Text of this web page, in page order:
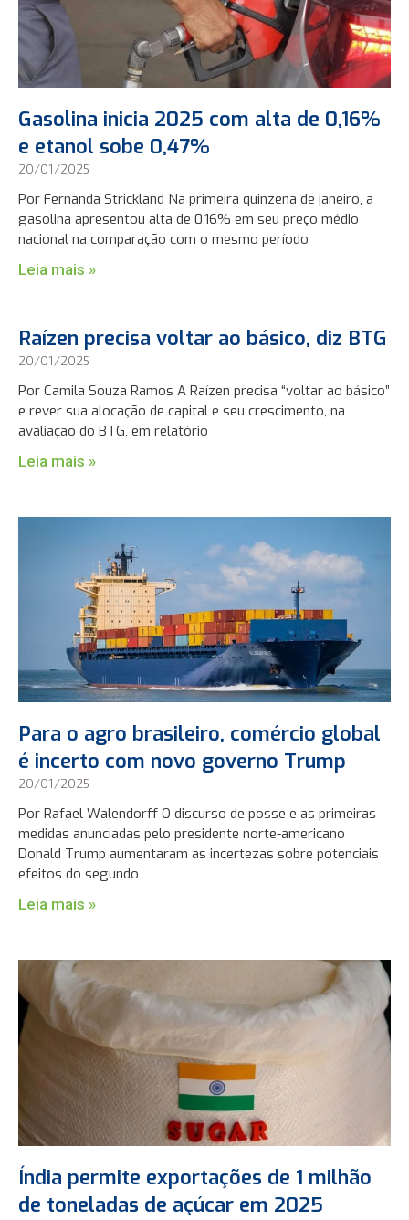
Gasolina inicia 2025 com alta de 0,16%
e etanol sobe 0,47%
20/01/2025
Por Fernanda Strickland Na primeira quinzena de janeiro, a
gasolina apresentou alta de 0,16% em seu preço médio
nacional na comparação com o mesmo período
Leia mais »
Raízen precisa voltar ao básico, diz BTG
20/01/2025
Por Camila Souza Ramos A Raízen precisa “voltar ao básico”
e rever sua alocação de capital e seu crescimento, na
avaliação do BTG, em relatório
Leia mais »
Para o agro brasileiro, comércio global
é incerto com novo governo Trump
20/01/2025
Por Rafael Walendorff O discurso de posse e as primeiras
medidas anunciadas pelo presidente norte-americano
Donald Trump aumentaram as incertezas sobre potenciais
efeitos do segundo
Leia mais »
Índia permite exportações de 1 milhão
de toneladas de açúcar em 2025